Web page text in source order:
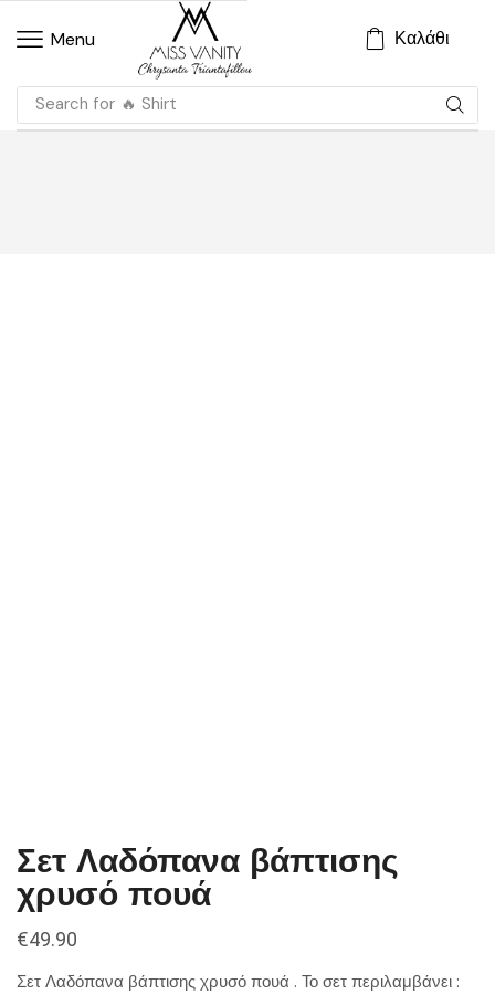
Menu Καλάθι
Search for 🔥 Shirt
Σετ Λαδόπανα βάπτισης
χρυσό πουά
€49.90
Σετ Λαδόπανα βάπτισης χρυσό πουά . Το σετ περιλαμβάνει :